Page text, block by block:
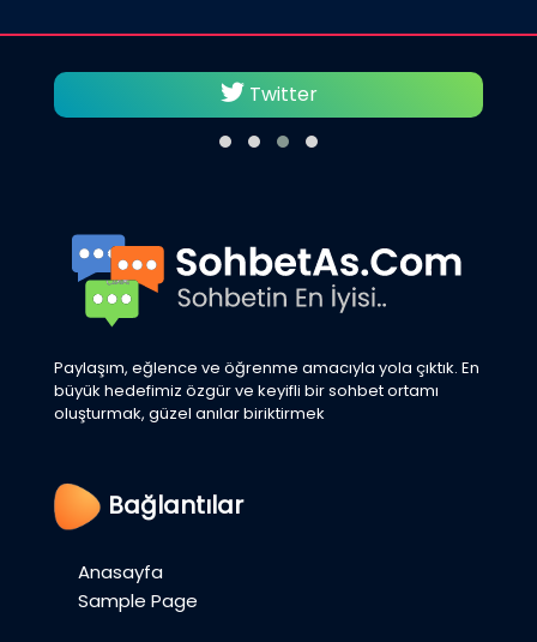
Twitter
Paylaşım, eğlence ve öğrenme amacıyla yola çıktık. En
büyük hedefimiz özgür ve keyifli bir sohbet ortamı
oluşturmak, güzel anılar biriktirmek
Bağlantılar
Anasayfa
Sample Page